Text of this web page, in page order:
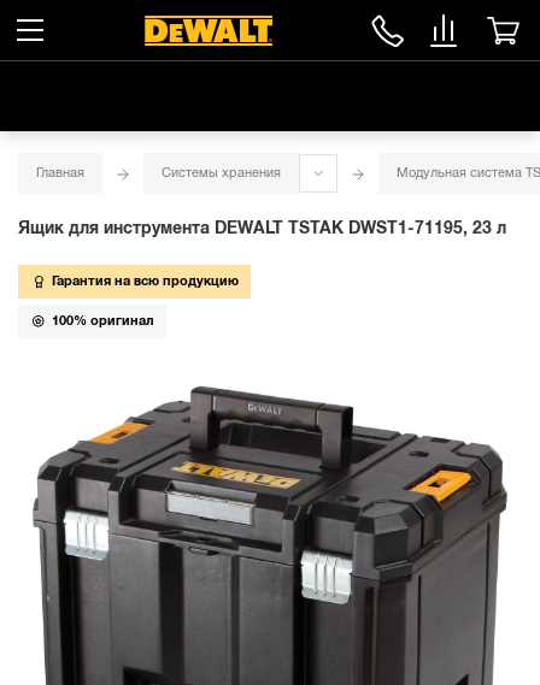
Главная Системы хранения Модульная система
Ящик для инструмента DEWALT TSTAK DWST1-71195, 23 л
Гарантия на всю продукцию
100% оригинал